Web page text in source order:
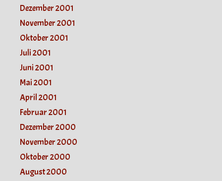
Dezember 2001
November 2001
Oktober 2001
Juli 2001
Juni 2001
Mai 2001
April 2001
Februar 2001
Dezember 2000
November 2000
Oktober 2000
August 2000